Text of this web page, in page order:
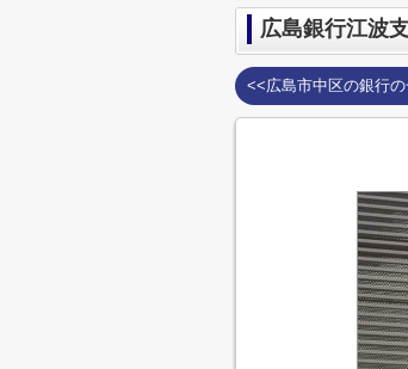
広島銀行江波
<<広島市中区の銀行